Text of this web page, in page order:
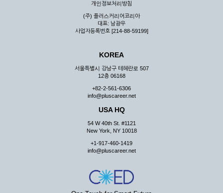
개인정보처리방침
(주) 플러스커리어코리아
대표: 남광우
사업자등록번호 [214-88-59199]
KOREA
서울특별시 강남구 테헤란로 507
12층 06168
+82-2-561-6306
info@pluscareer.net
USA HQ
54 W 40th St. #1121
New York, NY 10018
+1-917-460-1419
info@pluscareer.net